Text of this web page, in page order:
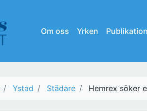
Om oss Yrken
Ystad Städare Hemrex söker